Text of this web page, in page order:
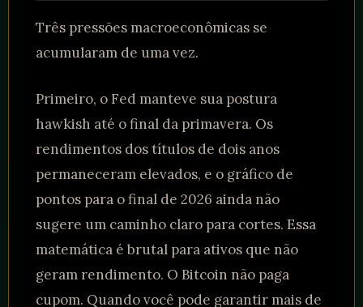
Três pressões macroeconômicas se
acumularam de uma vez.
Primeiro, o Fed manteve sua postura
hawkish até o final da primavera. Os
rendimentos dos títulos de dois anos
permaneceram elevados, e o gráfico de
pontos para o final de 2026 ainda não
sugere um caminho claro para cortes. Essa
matemática é brutal para ativos que não
geram rendimento. O Bitcoin não paga
cupom. Quando você pode garantir mais de